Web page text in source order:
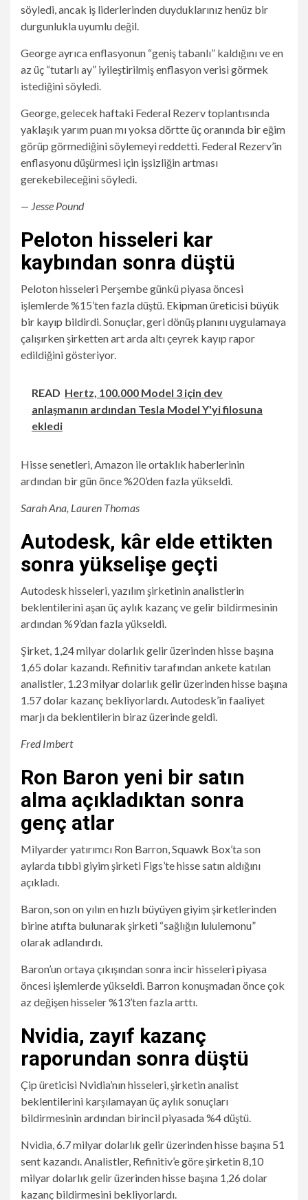
söyledi, ancak iş liderlerinden duyduklarınız henüz bir
durgunlukla uyumlu değil.
George ayrıca enflasyonun “geniş tabanlı” kaldığını ve en
az üç “tutarlı ay” iyileştirilmiş enflasyon verisi görmek
istediğini söyledi.
George, gelecek haftaki Federal Rezerv toplantısında
yaklaşık yarım puan mı yoksa dörtte üç oranında bir eğim
görüp görmediğini söylemeyi reddetti. Federal Rezerv’in
enflasyonu düşürmesi için işsizliğin artması
gerekebileceğini söyledi.
— Jesse Pound
Peloton hisseleri kar
kaybından sonra düştü
Peloton hisseleri Perşembe günkü piyasa öncesi
işlemlerde %15’ten fazla düştü. Ekipman üreticisi büyük
bir kayıp bildirdi. Sonuçlar, geri dönüş planını uygulamaya
çalışırken şirketten art arda altı çeyrek kayıp rapor
edildiğini gösteriyor.
READ Hertz, 100.000 Model 3 için dev
anlaşmanın ardından Tesla Model Y'yi filosuna
ekledi
Hisse senetleri, Amazon ile ortaklık haberlerinin
ardından bir gün önce %20’den fazla yükseldi.
Sarah Ana, Lauren Thomas
Autodesk, kâr elde ettikten
sonra yükselişe geçti
Autodesk hisseleri, yazılım şirketinin analistlerin
beklentilerini aşan üç aylık kazanç ve gelir bildirmesinin
ardından %9’dan fazla yükseldi.
Şirket, 1,24 milyar dolarlık gelir üzerinden hisse başına
1,65 dolar kazandı. Refinitiv tarafından ankete katılan
analistler, 1.23 milyar dolarlık gelir üzerinden hisse başına
1.57 dolar kazanç bekliyorlardı. Autodesk’in faaliyet
marjı da beklentilerin biraz üzerinde geldi.
Fred Imbert
Ron Baron yeni bir satın
alma açıkladıktan sonra
genç atlar
Milyarder yatırımcı Ron Barron, Squawk Box’ta son
aylarda tıbbi giyim şirketi Figs’te hisse satın aldığını
açıkladı.
Baron, son on yılın en hızlı büyüyen giyim şirketlerinden
birine atıfta bulunarak şirketi “sağlığın lululemonu”
olarak adlandırdı.
Baron’un ortaya çıkışından sonra incir hisseleri piyasa
öncesi işlemlerde yükseldi. Barron konuşmadan önce çok
az değişen hisseler %13’ten fazla arttı.
Nvidia, zayıf kazanç
raporundan sonra düştü
Çip üreticisi Nvidia’nın hisseleri, şirketin analist
beklentilerini karşılamayan üç aylık sonuçları
bildirmesinin ardından birincil piyasada %4 düştü.
Nvidia, 6.7 milyar dolarlık gelir üzerinden hisse başına 51
sent kazandı. Analistler, Refinitiv’e göre şirketin 8,10
milyar dolarlık gelir üzerinden hisse başına 1,26 dolar
kazanç bildirmesini bekliyorlardı.